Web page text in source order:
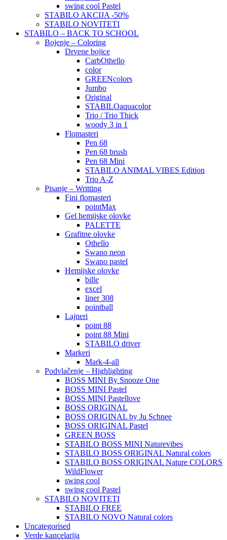
swing cool Pastel
STABILO AKCIJA -50%
STABILO NOVITETI
STABILO – BACK TO SCHOOL
Bojenje – Coloring
Drvene bojice
CarbOthello
color
GREENcolors
Jumbo
Original
STABILOaquacolor
Trio / Trio Thick
woody 3 in 1
Flomasteri
Pen 68
Pen 68 brush
Pen 68 Mini
STABILO ANIMAL VIBES Edition
Trio A-Z
Pisanje – Writting
Fini flomasteri
pointMax
Gel hemijske olovke
PALETTE
Grafitne olovke
Othello
Swano neon
Swano pastel
Hemijske olovke
bille
excel
liner 308
pointball
Lajneri
point 88
point 88 Mini
STABILO driver
Markeri
Mark-4-all
Podvlačenje – Highlighting
BOSS MINI By Snooze One
BOSS MINI Pastel
BOSS MINI Pastellove
BOSS ORIGINAL
BOSS ORIGINAL by Ju Schnee
BOSS ORIGINAL Pastel
GREEN BOSS
STABILO BOSS MINI Naturevibes
STABILO BOSS ORIGINAL Natural colors
STABILO BOSS ORIGINAL Nature COLORS
WildFlower
swing cool
swing cool Pastel
STABILO NOVITETI
STABILO FREE
STABILO NOVO Natural colors
Uncategorised
Verde kancelarija